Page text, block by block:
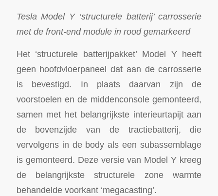
Tesla Model Y ‘structurele batterij’ carrosserie
met de front-end module in rood gemarkeerd
Het ‘structurele batterijpakket’ Model Y heeft
geen hoofdvloerpaneel dat aan de carrosserie
is bevestigd. In plaats daarvan zijn de
voorstoelen en de middenconsole gemonteerd,
samen met het belangrijkste interieurtapijt aan
de bovenzijde van de tractiebatterij, die
vervolgens in de body als een subassemblage
is gemonteerd. Deze versie van Model Y kreeg
de belangrijkste structurele zone warmte
behandelde voorkant ‘megacasting’.